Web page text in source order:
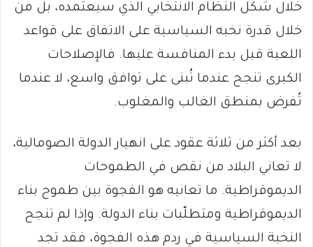
خلال شكل النظام الانتخابي الذي سيعتمده، بل من
خلال قدرة نخبه السياسية على الاتفاق على قواعد
اللعبة قبل بدء المنافسة عليها. فالإصلاحات
الكبرى تنجح عندما تُبنى على توافق واسع، لا عندما
تُفرض بمنطق الغالب والمغلوب.
بعد أكثر من ثلاثة عقود على انهيار الدولة الصومالية،
لا تعاني البلاد من نقص في الطموحات
الديموقراطية. ما تعانيه هو الفجوة بين طموح بناء
الديموقراطية ومتطلّبات بناء الدولة. وإذا لم تنجح
النخبة السياسية في ردم هذه الفجوة، فقد تجد